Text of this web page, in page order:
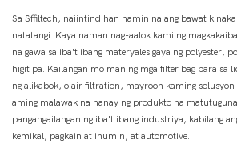
Sa Sffiltech, naiintindihan namin na ang bawat
natatangi. Kaya naman nag-aalok kami ng
na gawa sa iba't ibang materyales gaya ng polyester,
higit pa. Kailangan mo man ng mga filter bag para sa
ng alikabok, o air filtration, mayroon kaming
aming malawak na hanay ng produkto na
pangangailangan ng iba't ibang industriya, kabilang
kemikal, pagkain at inumin, at automotive.